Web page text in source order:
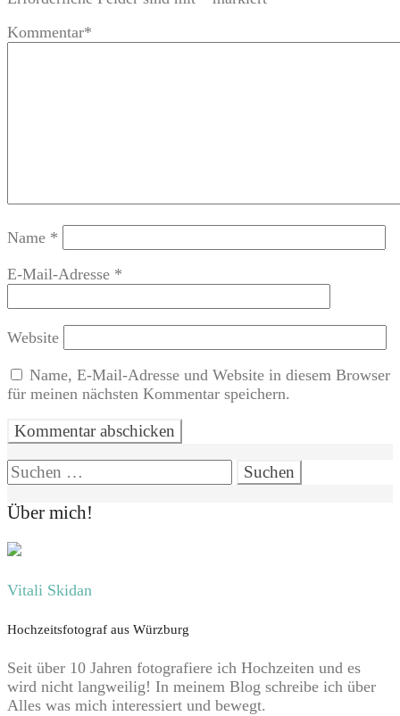
Kommentar*
Name *
E-Mail-Adresse *
Website
Name, E-Mail-Adresse und Website in diesem Browser
für meinen nächsten Kommentar speichern.
Suchen
nach:
Über mich!
Vitali Skidan
Hochzeitsfotograf aus Würzburg
Seit über 10 Jahren fotografiere ich Hochzeiten und es
wird nicht langweilig! In meinem Blog schreibe ich über
Alles was mich interessiert und bewegt.